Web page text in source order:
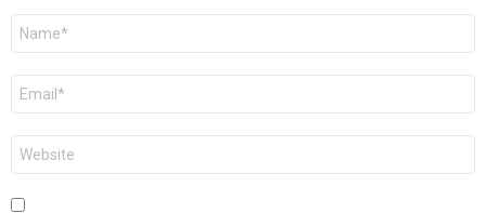
Nome
E-
mail
*
Site